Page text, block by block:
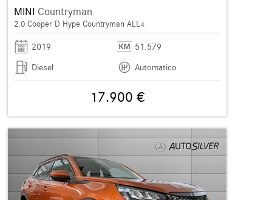
MINI Countryman
2.0 Cooper D Hype Countryman ALL4
2019
51.579
Diesel
Automatico
17.900 €